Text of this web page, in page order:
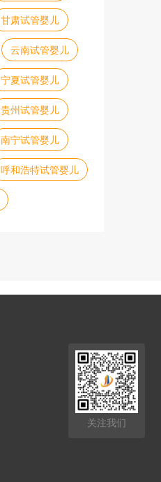
甘肃试管婴儿
云南试管婴儿
宁夏试管婴儿
贵州试管婴儿
南宁试管婴儿
呼和浩特试管婴儿
关注我们